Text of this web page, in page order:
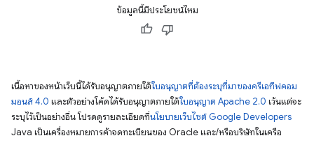
ข้อมูลนี้มีประโยชน์ไหม
เนื้อหาของหน้าเว็บนี้ได้รับอนุญาตภายใต้ใบอนุญาตที่ต้องระบุที่มาของครีเอทีฟคอม
มอนส์ 4.0 และตัวอย่างโค้ดได้รับอนุญาตภายใต้ใบอนุญาต Apache 2.0 เว้นแต่จะ
ระบุไว้เป็นอย่างอื่น โปรดดูรายละเอียดที่นโยบายเว็บไซต์ Google Developers
Java เป็นเครื่องหมายการค้าจดทะเบียนของ Oracle และ/หรือบริษัทในเครือ